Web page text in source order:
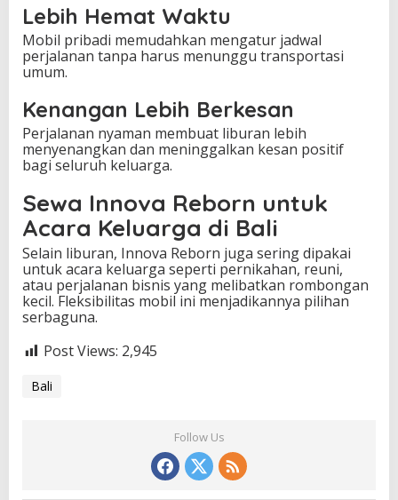
Lebih Hemat Waktu
Mobil pribadi memudahkan mengatur jadwal
perjalanan tanpa harus menunggu transportasi
umum.
Kenangan Lebih Berkesan
Perjalanan nyaman membuat liburan lebih
menyenangkan dan meninggalkan kesan positif
bagi seluruh keluarga.
Sewa Innova Reborn untuk
Acara Keluarga di Bali
Selain liburan, Innova Reborn juga sering dipakai
untuk acara keluarga seperti pernikahan, reuni,
atau perjalanan bisnis yang melibatkan rombongan
kecil. Fleksibilitas mobil ini menjadikannya pilihan
serbaguna.
Post Views: 2,945
Bali
Follow Us